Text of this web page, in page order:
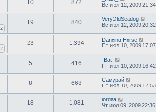
10 872
Вс июл 12, 2009 21:34
2
19 840
VeryOldSeadog
Вс июл 12, 2009 20:32
2
23 1,394
Dancing Horse
Пт июл 10, 2009 17:07
5 416
-Bat-
Пт июл 10, 2009 16:42
8 668
Самурай
Пт июл 10, 2009 12:53
18 1,081
lordaa
Чт июл 09, 2009 22:36